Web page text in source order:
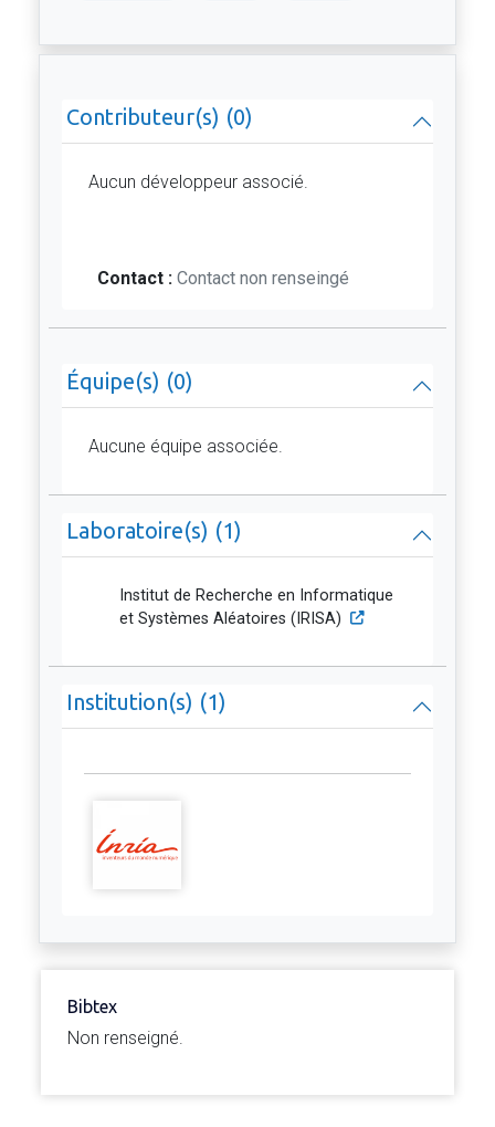
Contributeur(s) (0)
Aucun développeur associé.
Contact : Contact non renseingé
Équipe(s) (0)
Aucune équipe associée.
Laboratoire(s) (1)
Institut de Recherche en Informatique
et Systèmes Aléatoires (IRISA)
Institution(s) (1)
Bibtex
Non renseigné.